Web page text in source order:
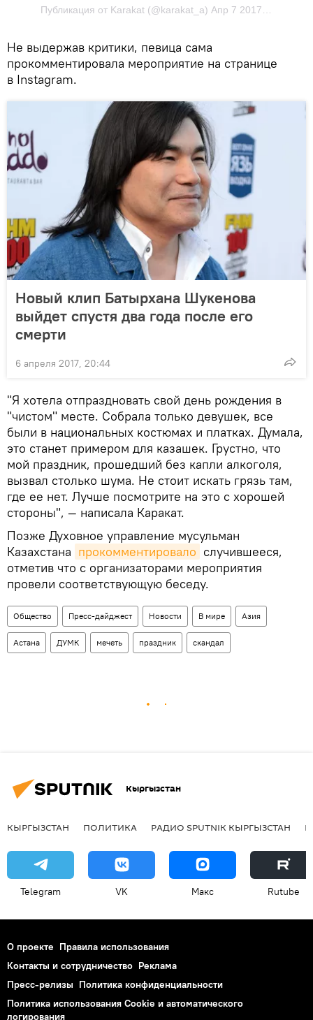
Не выдержав критики, певица сама
прокомментировала мероприятие на странице
в Instagram.
Новый клип Батырхана Шукенова
выйдет спустя два года после его
смерти
6 апреля 2017, 20:44
"Я хотела отпраздновать свой день рождения в
"чистом" месте. Собрала только девушек, все
были в национальных костюмах и платках. Думала,
это станет примером для казашек. Грустно, что
мой праздник, прошедший без капли алкоголя,
вызвал столько шума. Не стоит искать грязь там,
где ее нет. Лучше посмотрите на это с хорошей
стороны", — написала Каракат.
Позже Духовное управление мусульман
Казахстана прокомментировало случившееся,
отметив что с организаторами мероприятия
провели соответствующую беседу.
Общество Пресс-дайджест Новости В мире Азия
Астана ДУМК мечеть праздник скандал
Кыргызстан
КЫРГЫЗСТАН ПОЛИТИКА РАДИО SPUTNIK КЫРГЫЗСТАН
Telegram VK Макс Rutube
О проекте Правила использования
Контакты и сотрудничество Реклама
Пресс-релизы Политика конфиденциальности
Политика использования Cookie и автоматического
логирования